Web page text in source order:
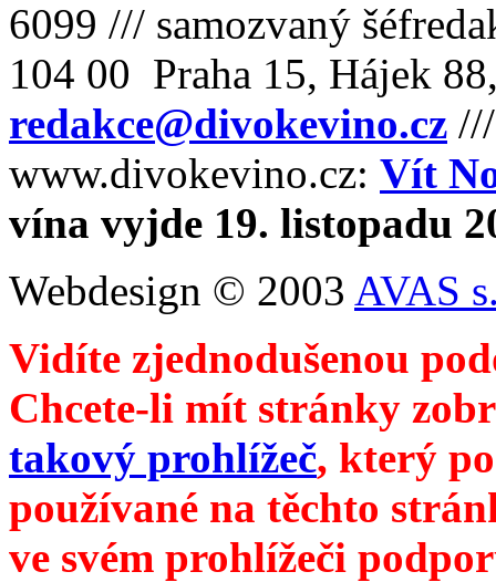
6099 /// samozvaný
104 00 Praha 15, Hájek
redakce@divokevino.cz
www.divokevino.cz: Vít
vína vyjde 19. listopadu
Webdesign © 2003 AVAS
Vidíte zjednodušenou
Chcete-li mít stránky
takový prohlížeč, který
používané na těchto
ve svém prohlížeči